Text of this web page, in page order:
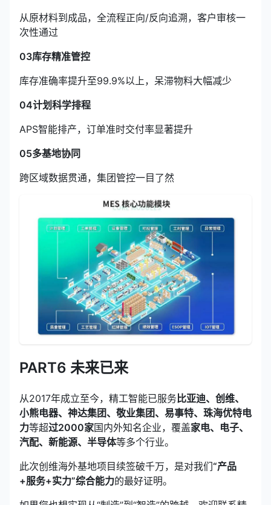
从原材料到成品，全流程正向/反向追溯，客户审核一
次性通过
03库存精准管控
库存准确率提升至99.9%以上，呆滞物料大幅减少
04计划科学排程
APS智能排产，订单准时交付率显著提升
05多基地协同
跨区域数据贯通，集团管控一目了然
PART6 未来已来
从2017年成立至今，精工智能已服务 比亚迪、创维、
小熊电器、神达集团、敬业集团、易事特、珠海优特电
力等超过2000家国内外知名企业，覆盖家电、电子、
汽配、新能源、半导体等多个行业。
此次创维海外基地项目续签破千万，是对我们“产品
+服务+实力”综合能力的最好证明。